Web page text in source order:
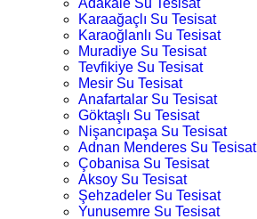
Adakale Su Tesisat
Karaağaçlı Su Tesisat
Karaoğlanlı Su Tesisat
Muradiye Su Tesisat
Tevfikiye Su Tesisat
Mesir Su Tesisat
Anafartalar Su Tesisat
Göktaşlı Su Tesisat
Nişancıpaşa Su Tesisat
Adnan Menderes Su Tesisat
Çobanisa Su Tesisat
Aksoy Su Tesisat
Şehzadeler Su Tesisat
Yunusemre Su Tesisat